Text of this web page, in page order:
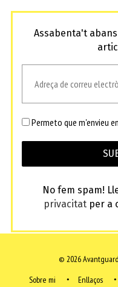
Assabenta't
Permeto que m'envieu
No fem spam!
privacitatper a
© 2026
Sobre mi
Enllaços